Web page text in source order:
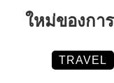
ใหม่ของกา
TRAVEL